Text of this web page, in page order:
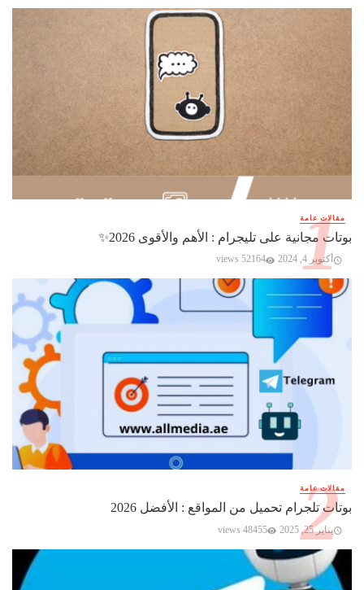
مقالات عامة
بوتات مجانية على تليجرام : الأهم والأقوى 2026✨️
أكتوبر 4, 2024 52164 views
مقالات عامة
بوتات تلجرام تحميل من المواقع : الأفضل 2026
يناير 25, 2025 48455 views